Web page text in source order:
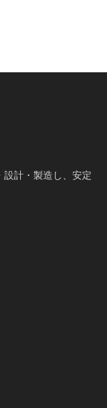
計・製造し、安定